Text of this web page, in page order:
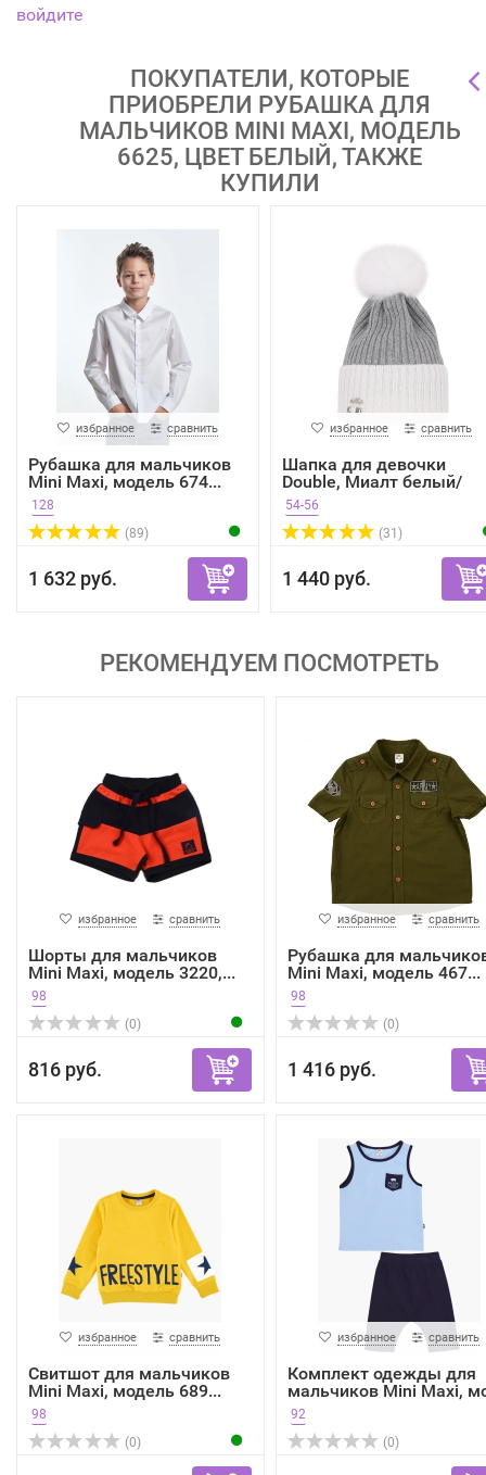
войдите
ПОКУПАТЕЛИ, КОТОРЫЕ
ПРИОБРЕЛИ РУБАШКА ДЛЯ
МАЛЬЧИКОВ MINI MAXI, МОДЕЛЬ
6625, ЦВЕТ БЕЛЫЙ, ТАКЖЕ
КУПИЛИ
избранное сравнить
Рубашка для мальчиков
Mini Maxi, модель 674...
128
(89)
1 632 руб.
избранное сравнить
Шапка для девочки
Double, Миалт белый/
пепел...
54-56
(31)
1 440 руб.
РЕКОМЕНДУЕМ ПОСМОТРЕТЬ
избранное сравнить
Шорты для мальчиков
Mini Maxi, модель 3220,...
98
(0)
816 руб.
избранное сравнить
Рубашка для
Mini Maxi, модель 467...
98
(0)
1 416 руб.
избранное сравнить
Свитшот для мальчиков
Mini Maxi, модель 689...
98
(0)
избранное сравнить
Комплект одежды для
мальчиков Mini Maxi,
92
(0)